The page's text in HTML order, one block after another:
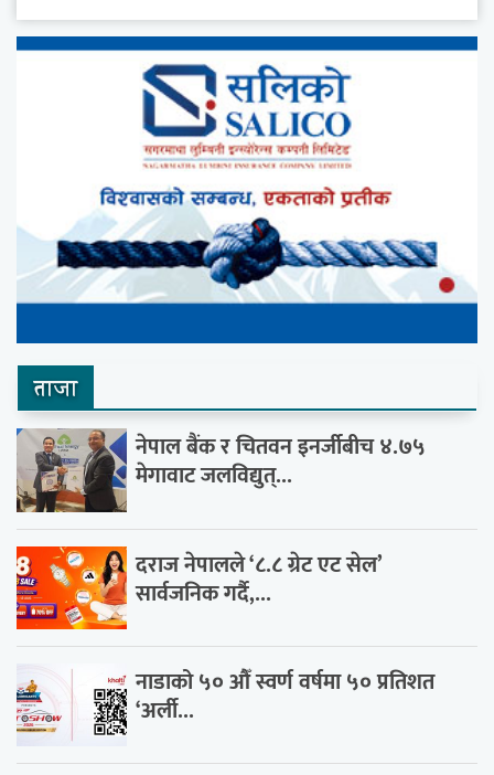
ताजा
नेपाल बैंक र चितवन इनर्जीबीच ४.७५
मेगावाट जलविद्युत्...
दराज नेपालले ‘८.८ ग्रेट एट सेल’
सार्वजनिक गर्दै,...
नाडाको ५० औँ स्वर्ण वर्षमा ५० प्रतिशत
‘अर्ली...